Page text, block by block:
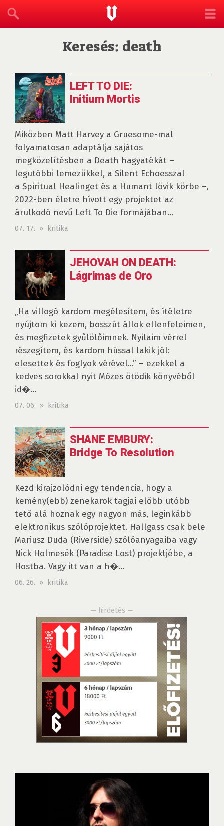
Keresés: death
LEFT TO DIE:
Initium Mortis
Miközben Matt Harvey a Gruesome-mal
folyamatosan adaptálja sajátos
megközelítésben a Death hagyatékát –
legutóbbi lemezükkel, a Silent Echoesszal
a Spiritual Healinget és a Humant lövik körbe –,
2022-ben életre hívott egy projektet az
árulkodó nevű Left To Die formájában...
07. 17. » kritika
JEHOVAH ON DEATH:
Lágrimas de Oro
„Ha villogó kardom megélesítem, és ítéletre
nyújtom ki kezem, bosszút állok ellenfeleimen,
és megfizetek gyűlölőimnek. Nyilaim vérrel
részegítem, és kardom hússal lakik jól:
elesettek és foglyok vérével...” – ezekkel a
kedves sorokkal nyit Mózes ötödik könyvéből
id�...
07. 06. » kritika
SHANE EMBURY:
Bridge To Resolution
Kezd kirajzolódni egy tendencia, hogy a
kemény(ebb) zenekarok tagjai előbb utóbb
tető alá hoznak egy nagyon más, leginkább
elektronikus szólóprojektet. Hallgass csak bele
Mariusz Duda (Riverside) szólóanyagaiba vagy
Nick Holmesék (Paradise Lost) projektjébe, a
Hostba. Vagy itt van a h�...
06. 26. » kritika
— hirdetés —